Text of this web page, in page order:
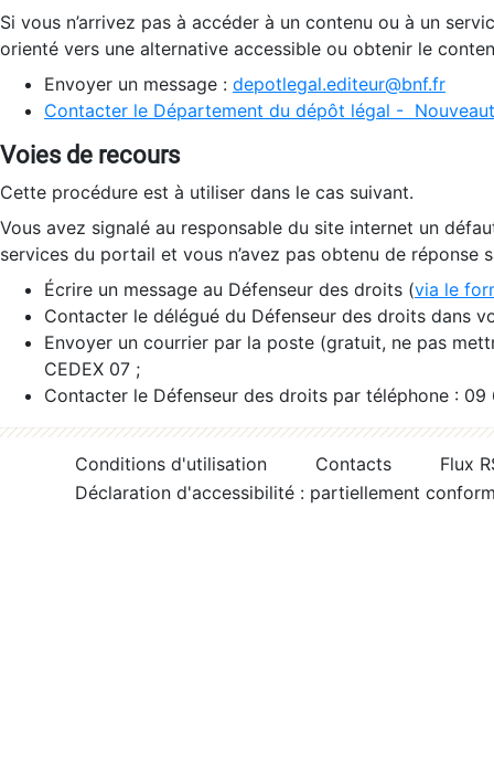
Si vous n’arrivez pas à accéder à un contenu ou à un
orienté vers une alternative accessible ou obtenir le
Envoyer un message : depotlegal.editeur@bnf.fr
Contacter le Département du dépôt légal -
Voies de recours
Cette procédure est à utiliser dans le cas suivant.
Vous avez signalé au responsable du site internet un
services du portail et vous n’avez pas obtenu de réponse
Écrire un message au Défenseur des droits (via le
Contacter le délégué du Défenseur des droits dans
Envoyer un courrier par la poste (gratuit, ne pas
CEDEX 07 ;
Contacter le Défenseur des droits par téléphone :
Conditions d'utilisation Contacts
Flux
Déclaration d'accessibilité : partiellement